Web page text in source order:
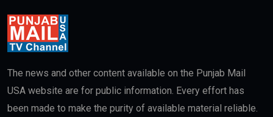
The news and other content available on the Punjab Mail
USA website are for public information. Every effort has
been made to make the purity of available material reliable.